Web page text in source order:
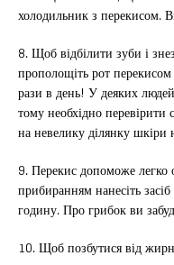
холодильник з перекисом.
8. Щоб відбілити зуби і
прополощіть рот
рази в день! У деяких
тому необхідно перевірити
на невелику ділянку шкіри
9. Перекис допоможе легко
прибиранням нанесіть
годину. Про грибок ви
10. Щоб позбутися від